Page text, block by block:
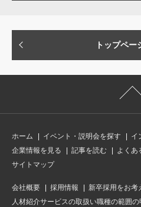
トップペー
ホーム イベント・説明会を探す
イ
企業情報を見る
記事を読む よくあ
サイトマップ
会社概要 採用情報
新卒採用をお考
人材紹介サービスの取扱い職種の範囲の